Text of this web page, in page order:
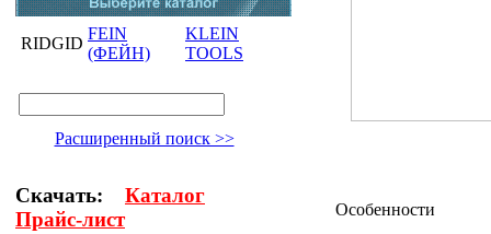
RIDGID
FEIN
(ФЕЙН)
KLEIN
TOOLS
Расширенный поиск >>
Скачать:
Каталог
Прайс-лист
Особенности